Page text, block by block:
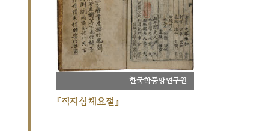
한국학중앙연구원
『직지심체요절』